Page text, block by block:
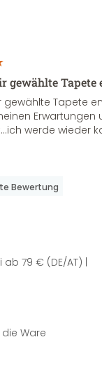
gewählte
gewählte Tapete
Erwartungen
werde wieder
Bewertung
79 € (DE/AT) |
Ware